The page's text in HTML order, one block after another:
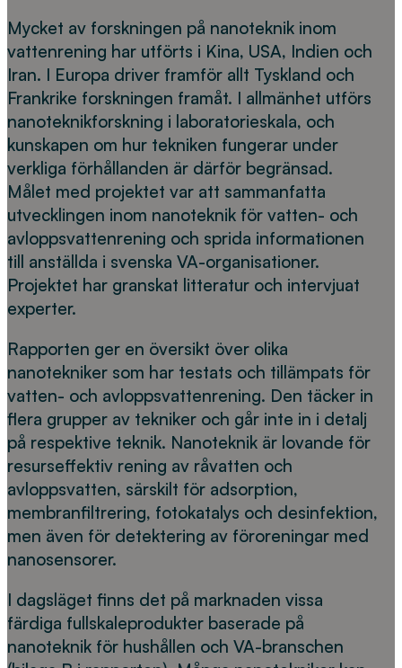
Mycket av forskningen på nanoteknik inom
vattenrening har utförts i Kina, USA, Indien och
Iran. I Europa driver framför allt Tyskland och
Frankrike forskningen framåt. I allmänhet utförs
nanoteknikforskning i laboratorieskala, och
kunskapen om hur tekniken fungerar under
verkliga förhållanden är därför begränsad.
Målet med projektet var att sammanfatta
utvecklingen inom nanoteknik för vatten- och
avloppsvattenrening och sprida informationen
till anställda i svenska VA-organisationer.
Projektet har granskat litteratur och intervjuat
experter.
Rapporten ger en översikt över olika
nanotekniker som har testats och tillämpats för
vatten- och avloppsvattenrening. Den täcker in
flera grupper av tekniker och går inte in i detalj
på respektive teknik. Nanoteknik är lovande för
resurseffektiv rening av råvatten och
avloppsvatten, särskilt för adsorption,
membranfiltrering, fotokatalys och desinfektion,
men även för detektering av föroreningar med
nanosensorer.
I dagsläget finns det på marknaden vissa
färdiga fullskaleprodukter baserade på
nanoteknik för hushållen och VA-branschen